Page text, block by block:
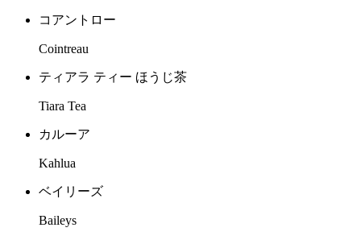
コアントロー
Cointreau
ティアラ ティー ほうじ茶
Tiara Tea
カルーア
Kahlua
ベイリーズ
Baileys